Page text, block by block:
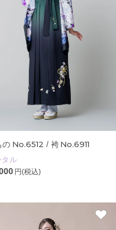
の No.6512 / 袴 No.6911
タル
円(税込)